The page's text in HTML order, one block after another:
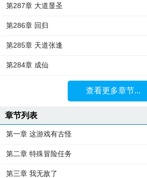
第287章 大道显圣
第286章 回归
第285章 天道张逢
第284章 成仙
查看更多章节...
章节列表
第一章 这游戏有古怪
第二章 特殊冒险任务
第三章 我无敌了